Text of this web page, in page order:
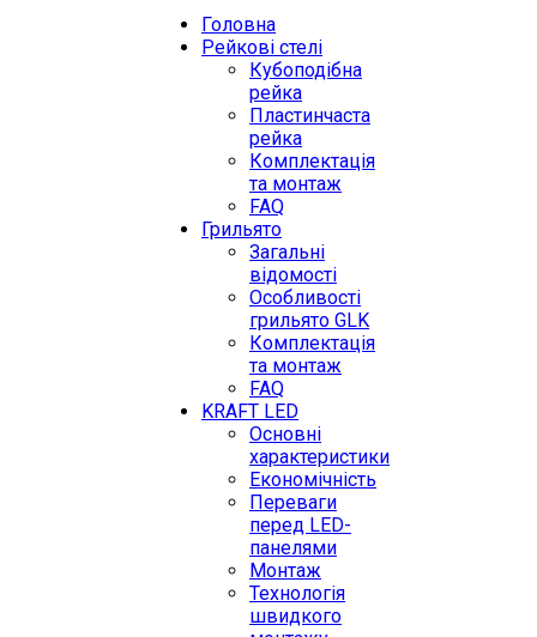
Головна
Рейкові стелі
Кубоподібна
рейка
Пластинчаста
рейка
Комплектація
та монтаж
FAQ
Грильято
Загальні
відомості
Особливості
грильято GLK
Комплектація
та монтаж
FAQ
KRAFT LED
Основні
характеристики
Економічність
Переваги
перед LED-
панелями
Монтаж
Технологія
швидкого